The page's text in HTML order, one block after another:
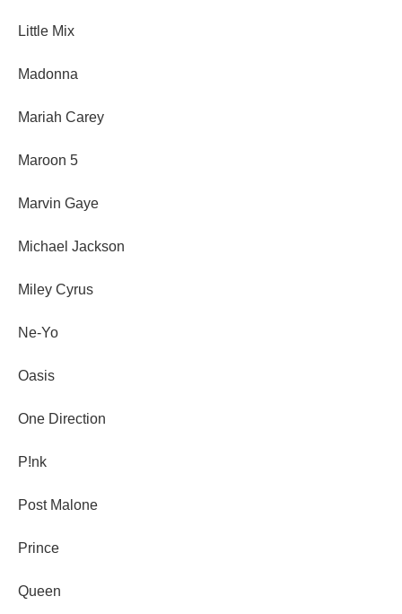
Little Mix
Madonna
Mariah Carey
Maroon 5
Marvin Gaye
Michael Jackson
Miley Cyrus
Ne-Yo
Oasis
One Direction
P!nk
Post Malone
Prince
Queen